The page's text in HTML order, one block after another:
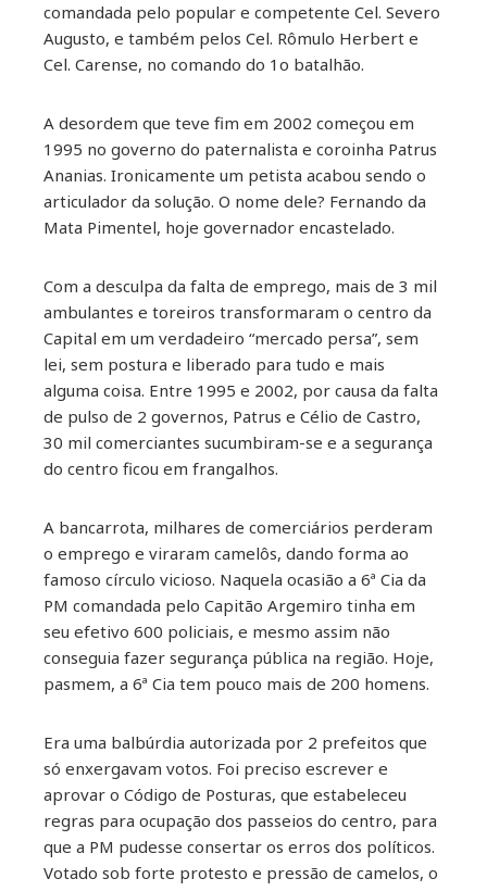
comandada pelo popular e competente Cel. Severo
Augusto, e também pelos Cel. Rômulo Herbert e
Cel. Carense, no comando do 1o batalhão.
A desordem que teve fim em 2002 começou em
1995 no governo do paternalista e coroinha Patrus
Ananias. Ironicamente um petista acabou sendo o
articulador da solução. O nome dele? Fernando da
Mata Pimentel, hoje governador encastelado.
Com a desculpa da falta de emprego, mais de 3 mil
ambulantes e toreiros transformaram o centro da
Capital em um verdadeiro “mercado persa”, sem
lei, sem postura e liberado para tudo e mais
alguma coisa. Entre 1995 e 2002, por causa da falta
de pulso de 2 governos, Patrus e Célio de Castro,
30 mil comerciantes sucumbiram-se e a segurança
do centro ficou em frangalhos.
A bancarrota, milhares de comerciários perderam
o emprego e viraram camelôs, dando forma ao
famoso círculo vicioso. Naquela ocasião a 6ª Cia da
PM comandada pelo Capitão Argemiro tinha em
seu efetivo 600 policiais, e mesmo assim não
conseguia fazer segurança pública na região. Hoje,
pasmem, a 6ª Cia tem pouco mais de 200 homens.
Era uma balbúrdia autorizada por 2 prefeitos que
só enxergavam votos. Foi preciso escrever e
aprovar o Código de Posturas, que estabeleceu
regras para ocupação dos passeios do centro, para
que a PM pudesse consertar os erros dos políticos.
Votado sob forte protesto e pressão de camelos, o